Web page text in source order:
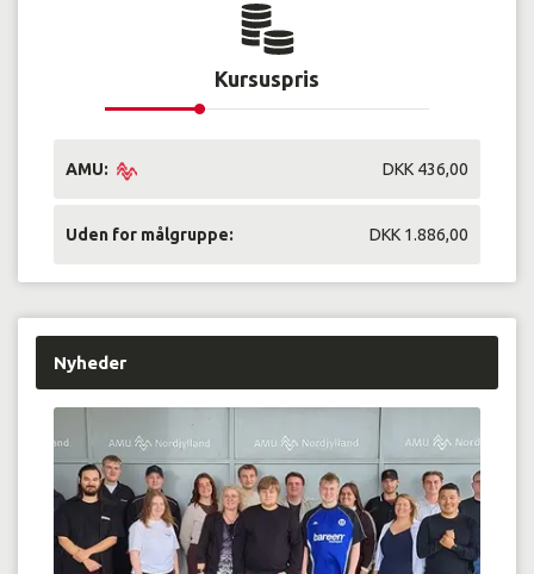
Kursuspris
AMU: DKK 436,00
Uden for målgruppe: DKK 1.886,00
Nyheder